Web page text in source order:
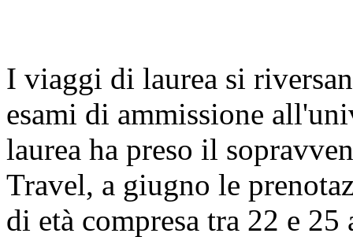
I viaggi di laurea si
esami di ammissione
laurea ha preso il
Travel, a giugno le
di età compresa tra 22 e